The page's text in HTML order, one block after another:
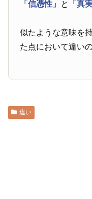
「信憑性」 と 「真
似たような意味を
た点において違い
違い